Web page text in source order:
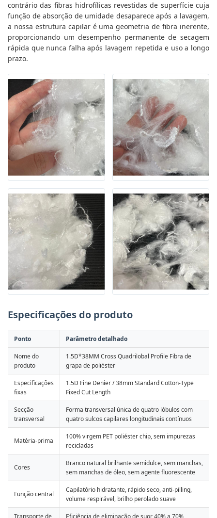
contrário das fibras hidrofílicas revestidas de superfície cuja
função de absorção de umidade desaparece após a lavagem,
a nossa estrutura capilar é uma geometria de fibra inerente,
proporcionando um desempenho permanente de secagem
rápida que nunca falha após lavagem repetida e uso a longo
prazo.
Especificações do produto
Ponto Parâmetro detalhado
Nome do
produto
1.5D*38MM Cross Quadrilobal Profile Fibra de
grapa de poliéster
Especificações
fixas
1.5D Fine Denier / 38mm Standard Cotton-Type
Fixed Cut Length
Secção
transversal
Forma transversal única de quatro lóbulos com
quatro sulcos capilares longitudinais contínuos
Matéria-prima
100% virgem PET poliéster chip, sem impurezas
recicladas
Cores
Branco natural brilhante semidulce, sem manchas,
sem manchas de óleo, sem agente fluorescente
Função central
Capilatório hidratante, rápido seco, anti-pilling,
volume respirável, brilho perolado suave
Transporte de Eficiência de eliminação de suor 40% a 70%